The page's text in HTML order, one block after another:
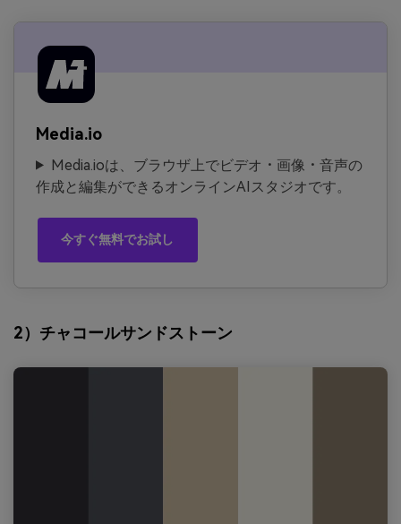
Media.io
Media.ioは、ブラウザ上でビデオ・画像・音声の
作成と編集ができるオンラインAIスタジオです。
今すぐ無料でお試し
2）チャコールサンドストーン